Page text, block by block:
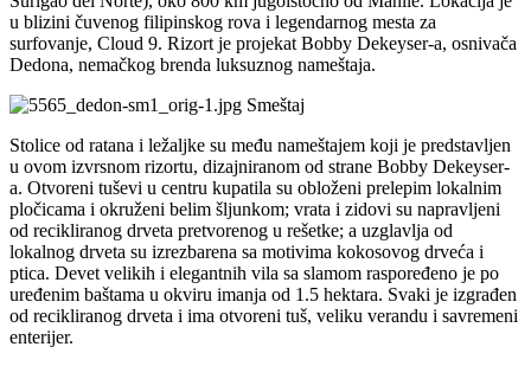
u blizini čuvenog filipinskog rova i legendarnog mesta za
surfovanje, Cloud 9. Rizort je projekat Bobby Dekeyser-a, osnivača
Dedona, nemačkog brenda luksuznog nameštaja.
Smeštaj
Stolice od ratana i ležaljke su među nameštajem koji je predstavljen
u ovom izvrsnom rizortu, dizajniranom od strane Bobby Dekeyser-
a. Otvoreni tuševi u centru kupatila su obloženi prelepim lokalnim
pločicama i okruženi belim šljunkom; vrata i zidovi su napravljeni
od recikliranog drveta pretvorenog u rešetke; a uzglavlja od
lokalnog drveta su izrezbarena sa motivima kokosovog drveća i
ptica. Devet velikih i elegantnih vila sa slamom raspoređeno je po
uređenim baštama u okviru imanja od 1.5 hektara. Svaki je izgrađen
od recikliranog drveta i ima otvoreni tuš, veliku verandu i savremeni
enterijer.